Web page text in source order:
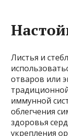
Листья и
отваров или
иммунной
облегчения
здоровья
укрепления